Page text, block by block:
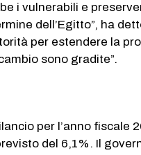
i vulnerabili e
dell’Egitto”, ha
per estendere la
sono gradite”.
per l’anno fiscale
del 6,1%. Il